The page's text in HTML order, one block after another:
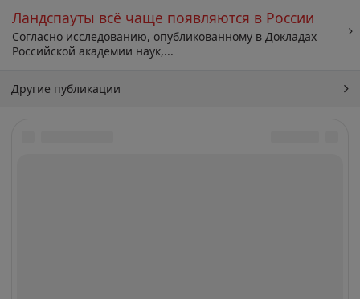
Ландспауты всё чаще появляются в России
Согласно исследованию, опубликованному в Докладах
Российской академии наук,...
Другие публикации